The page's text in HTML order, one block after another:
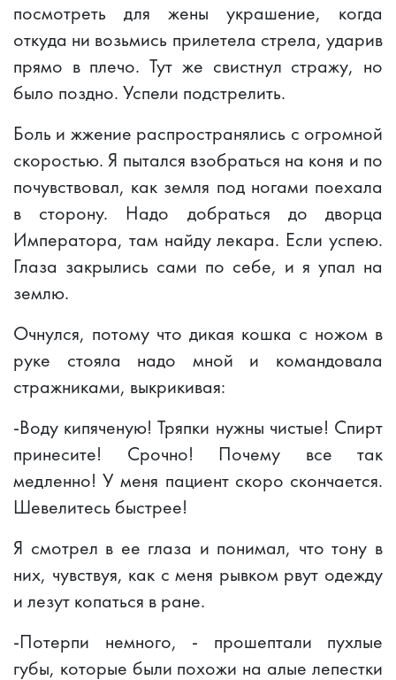
посмотреть для жены украшение, когда
откуда ни возьмись прилетела стрела, ударив
прямо в плечо. Тут же свистнул стражу, но
было поздно. Успели подстрелить.
Боль и жжение распространялись с огромной
скоростью. Я пытался взобраться на коня и по
почувствовал, как земля под ногами поехала
в сторону. Надо добраться до дворца
Императора, там найду лекара. Если успею.
Глаза закрылись сами по себе, и я упал на
землю.
Очнулся, потому что дикая кошка с ножом в
руке стояла надо мной и командовала
стражниками, выкрикивая:
-Воду кипяченую! Тряпки нужны чистые! Спирт
принесите! Срочно! Почему все так
медленно! У меня пациент скоро скончается.
Шевелитесь быстрее!
Я смотрел в ее глаза и понимал, что тону в
них, чувствуя, как с меня рывком рвут одежду
и лезут копаться в ране.
-Потерпи немного, - прошептали пухлые
губы, которые были похожи на алые лепестки